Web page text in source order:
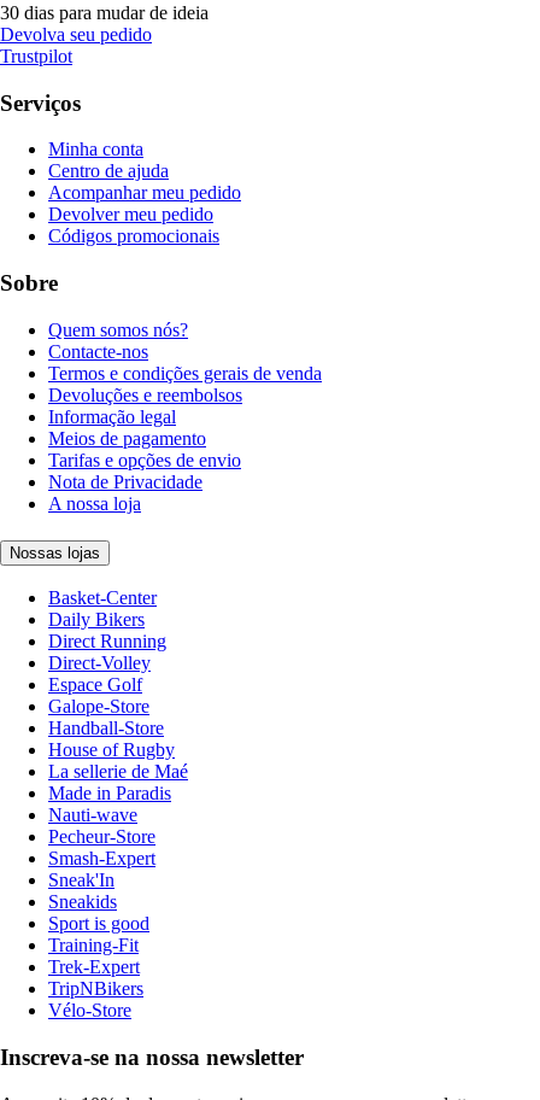
30 dias para mudar de ideia
Devolva seu pedido
Trustpilot
Serviços
Minha conta
Centro de ajuda
Acompanhar meu pedido
Devolver meu pedido
Códigos promocionais
Sobre
Quem somos nós?
Contacte-nos
Termos e condições gerais de venda
Devoluções e reembolsos
Informação legal
Meios de pagamento
Tarifas e opções de envio
Nota de Privacidade
A nossa loja
Nossas lojas
Basket-Center
Daily Bikers
Direct Running
Direct-Volley
Espace Golf
Galope-Store
Handball-Store
House of Rugby
La sellerie de Maé
Made in Paradis
Nauti-wave
Pecheur-Store
Smash-Expert
Sneak'In
Sneakids
Sport is good
Training-Fit
Trek-Expert
TripNBikers
Vélo-Store
Inscreva-se na nossa newsletter